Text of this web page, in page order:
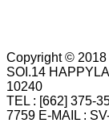
Copyright © 2018
SOI.14
10240
TEL : [662] 375-
7759 E-MAIL :